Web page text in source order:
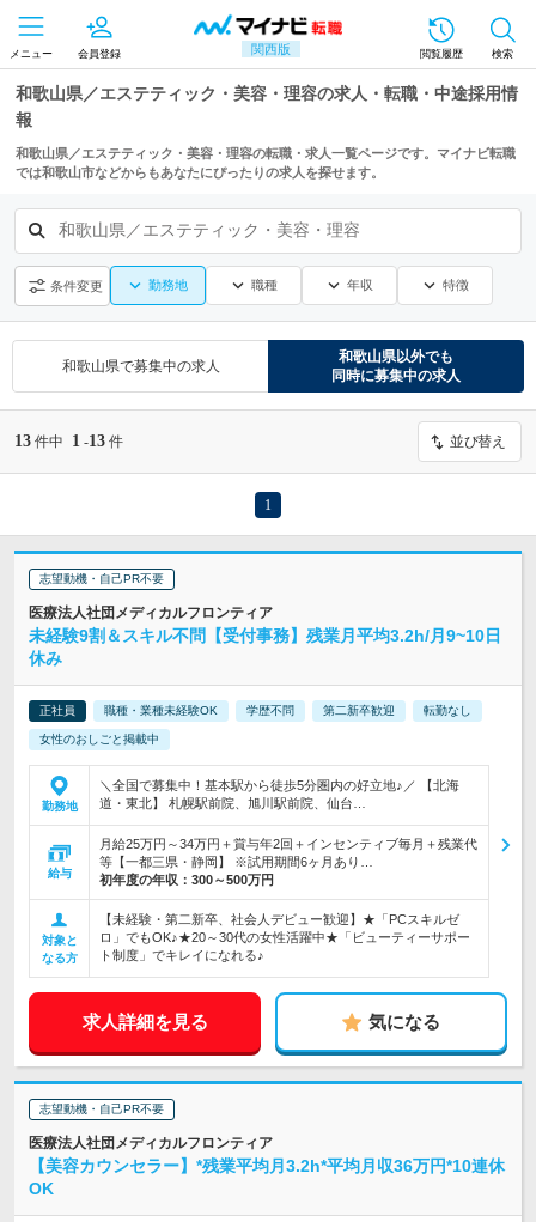
関西版
メニュー 会員登録 閲覧履歴 検索
和歌山県／エステティック・美容・理容の求人・転職・中途採用情
報
和歌山県／エステティック・美容・理容の転職・求人一覧ページです。マイナビ転職
では和歌山市などからもあなたにぴったりの求人を探せます。
和歌山県／エステティック・美容・理容
条件変更 勤務地 職種 年収 特徴
和歌山県で募集中の求人
和歌山県以外でも
同時に募集中の求人
13 件中 1 -13 件 並び替え
1
志望動機・自己PR不要
医療法人社団メディカルフロンティア
未経験9割＆スキル不問【受付事務】残業月平均3.2h/月9~10日
休み
正社員 職種・業種未経験OK 学歴不問 第二新卒歓迎 転勤なし
女性のおしごと掲載中
勤務地
＼全国で募集中！基本駅から徒歩5分圏内の好立地♪／ 【北海
道・東北】 札幌駅前院、旭川駅前院、仙台…
給与
月給25万円～34万円＋賞与年2回＋インセンティブ毎月＋残業代
等【一都三県・静岡】 ※試用期間6ヶ月あり…
初年度の年収： 300～500万円
対象と
なる方
【未経験・第二新卒、社会人デビュー歓迎】★「PCスキルゼ
ロ」でもOK♪★20～30代の女性活躍中★「ビューティーサポー
ト制度」でキレイになれる♪
求人詳細を見る 気になる
志望動機・自己PR不要
医療法人社団メディカルフロンティア
【美容カウンセラー】*残業平均月3.2h*平均月収36万円*10連休
OK